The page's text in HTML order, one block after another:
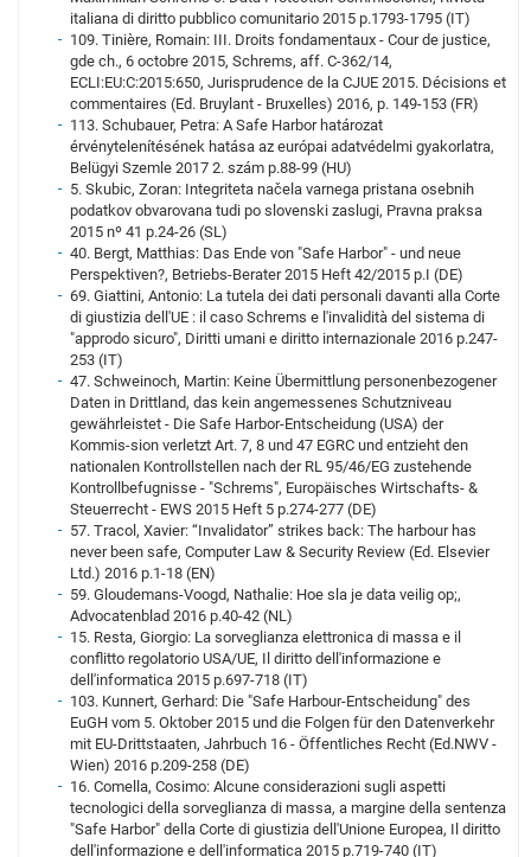
italiana di diritto pubblico comunitario 2015 p.1793-1795 (IT)
109. Tinière, Romain: III. Droits fondamentaux - Cour de justice,
gde ch., 6 octobre 2015, Schrems, aff. C-362/14,
ECLI:EU:C:2015:650, Jurisprudence de la CJUE 2015. Décisions et
commentaires (Ed. Bruylant - Bruxelles) 2016, p. 149-153 (FR)
113. Schubauer, Petra: A Safe Harbor határozat
érvénytelenítésének hatása az európai adatvédelmi gyakorlatra,
Belügyi Szemle 2017 2. szám p.88-99 (HU)
5. Skubic, Zoran: Integriteta načela varnega pristana osebnih
podatkov obvarovana tudi po slovenski zaslugi, Pravna praksa
2015 nº 41 p.24-26 (SL)
40. Bergt, Matthias: Das Ende von "Safe Harbor" - und neue
Perspektiven?, Betriebs-Berater 2015 Heft 42/2015 p.I (DE)
69. Giattini, Antonio: La tutela dei dati personali davanti alla Corte
di giustizia dell'UE : il caso Schrems e l'invalidità del sistema di
"approdo sicuro", Diritti umani e diritto internazionale 2016 p.247-
253 (IT)
47. Schweinoch, Martin: Keine Übermittlung personenbezogener
Daten in Drittland, das kein angemessenes Schutzniveau
gewährleistet - Die Safe Harbor-Entscheidung (USA) der
Kommis-sion verletzt Art. 7, 8 und 47 EGRC und entzieht den
nationalen Kontrollstellen nach der RL 95/46/EG zustehende
Kontrollbefugnisse - "Schrems", Europäisches Wirtschafts- &
Steuerrecht - EWS 2015 Heft 5 p.274-277 (DE)
57. Tracol, Xavier: “Invalidator” strikes back: The harbour has
never been safe, Computer Law & Security Review (Ed. Elsevier
Ltd.) 2016 p.1-18 (EN)
59. Gloudemans-Voogd, Nathalie: Hoe sla je data veilig op;,
Advocatenblad 2016 p.40-42 (NL)
15. Resta, Giorgio: La sorveglianza elettronica di massa e il
conflitto regolatorio USA/UE, Il diritto dell'informazione e
dell'informatica 2015 p.697-718 (IT)
103. Kunnert, Gerhard: Die "Safe Harbour-Entscheidung" des
EuGH vom 5. Oktober 2015 und die Folgen für den Datenverkehr
mit EU-Drittstaaten, Jahrbuch 16 - Öffentliches Recht (Ed.NWV -
Wien) 2016 p.209-258 (DE)
16. Comella, Cosimo: Alcune considerazioni sugli aspetti
tecnologici della sorveglianza di massa, a margine della sentenza
"Safe Harbor" della Corte di giustizia dell'Unione Europea, Il diritto
dell'informazione e dell'informatica 2015 p.719-740 (IT)